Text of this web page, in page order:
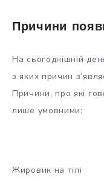
Причини
На сьогоднішній
з яких причин
Причини, про які
лише умовними:
Жировик на тілі